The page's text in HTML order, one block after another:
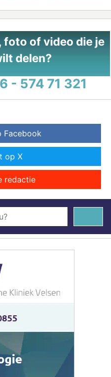
foto of video die je
delen?
- 574 71 321
Facebook
op X
redactie